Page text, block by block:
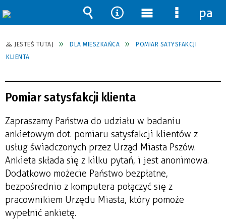
JESTEŚ TUTAJ DLA MIESZKAŃCA
POMIAR SATYSFAKCJI
KLIENTA
Pomiar satysfakcji klienta
Zapraszamy Państwa do udziału w badaniu
ankietowym dot. pomiaru satysfakcji klientów z
usług świadczonych przez Urząd Miasta Pszów.
Ankieta składa się z kilku pytań, i jest anonimowa.
Dodatkowo możecie Państwo bezpłatne,
bezpośrednio z komputera połączyć się z
pracownikiem Urzędu Miasta, który pomoże
wypełnić ankietę.
Wyszukiwarka
Narzędzia
Menu
główne
Menu